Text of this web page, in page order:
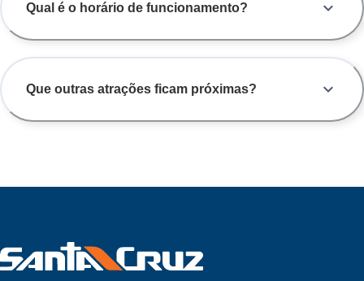
Qual é o horário de funcionamento?
Que outras atrações ficam próximas?